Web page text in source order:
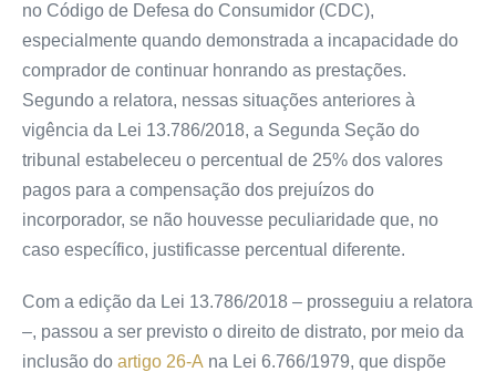
no Código de Defesa do Consumidor (CDC),
especialmente quando demonstrada a incapacidade do
comprador de continuar honrando as prestações.
Segundo a relatora, nessas situações anteriores à
vigência da Lei 13.786/2018, a Segunda Seção do
tribunal estabeleceu o percentual de 25% dos valores
pagos para a compensação dos prejuízos do
incorporador, se não houvesse peculiaridade que, no
caso específico, justificasse percentual diferente.
Com a edição da Lei 13.786/2018 – prosseguiu a relatora
–, passou a ser previsto o direito de distrato, por meio da
inclusão do artigo 26-A na Lei 6.766/1979, que dispõe